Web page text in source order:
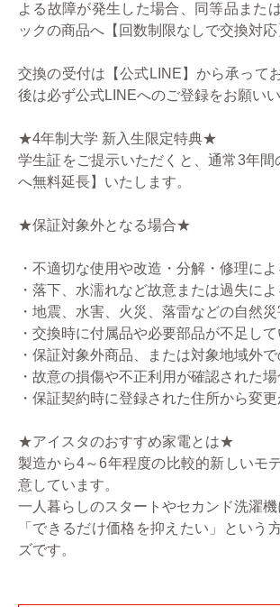
よる故障が発生した場合、同等品また
ックの商品へ【回数制限なしで交換対応
交換の受付は【公式LINE】から承って
後は必ず公式LINEへのご登録をお願いい
★4年制大学 新入生限定特典★
学生証をご提示いただくと、通常3年間
へ無料延長】いたします。
★保証対象外となる場合★
・不適切な使用や改造・分解・修理に
・落下、水濡れなど故意または過失に
・地震、水害、火災、落雷などの自然
・交換時に付属品や必要部品が不足し
・保証対象外商品、または対象地域外で
・故意の損傷や不正利用が確認された場
・保証契約時に登録された住所から変
★アイスタのおすすめ家電とは★
製造から4～6年程度の比較的新しいモ
意しています。
一人暮らしのスタートやセカンド洗濯機
「できるだけ価格を抑えたい」という
ズです。